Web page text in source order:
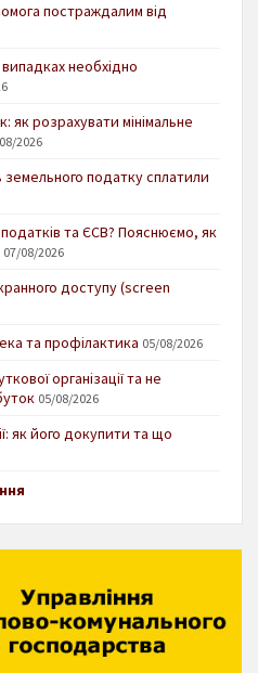
постраждалим від
необхідно
як розрахувати мінімальне
2026
земельного податку сплатили
та ЄСВ? Пояснюємо, як
07/08/2026
доступу (screen
та профілактика 05/08/2026
організації та не
05/08/2026
як його докупити та що